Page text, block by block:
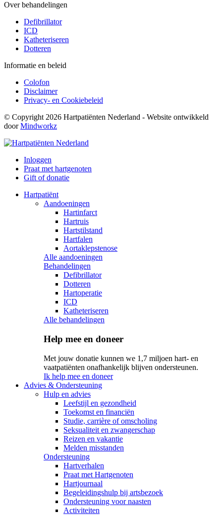
Over behandelingen
Defibrillator
ICD
Katheteriseren
Dotteren
Informatie en beleid
Colofon
Disclaimer
Privacy- en Cookiebeleid
© Copyright 2026 Hartpatiënten Nederland - Website ontwikkeld
doorMindworkz
Inloggen
Praat met hartgenoten
Gift of donatie
Hartpatiënt
Aandoeningen
Hartinfarct
Hartruis
Hartstilstand
Hartfalen
Aortaklepstenose
Alle aandoeningen
Behandelingen
Defibrillator
Dotteren
Hartoperatie
ICD
Katheteriseren
Alle behandelingen
Help mee en doneer
Met jouw donatie kunnen we 1,7 miljoen hart- en
vaatpatiënten onafhankelijk blijven ondersteunen.
Ik help mee en doneer
Advies & Ondersteuning
Hulp en advies
Leefstijl en gezondheid
Toekomst en financiën
Studie, carrière of omscholing
Seksualiteit en zwangerschap
Reizen en vakantie
Melden misstanden
Ondersteuning
Hartverhalen
Praat met Hartgenoten
Hartjournaal
Begeleidingshulp bij artsbezoek
Ondersteuning voor naasten
Activiteiten